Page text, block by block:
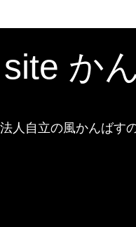
か
自立の風かんばす